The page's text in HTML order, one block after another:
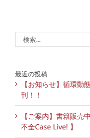
索
最近の投稿
【お知らせ】循環動
刊！！
【ご案内】書籍販
不全Case Live! 】